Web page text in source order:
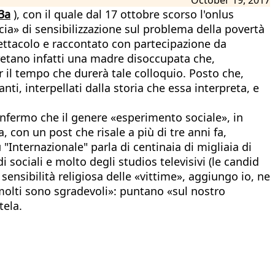
), con il quale dal 17 ottobre scorso l'onlus
di sensibilizzazione sul problema della povertà
e raccontato con partecipazione da
infatti una madre disoccupata che,
tempo che durerà tale colloquio. Posto che,
interpellati dalla storia che essa interpreta, e
che il genere «esperimento sociale», in
con un post che risale a più di tre anni fa,
parla di centinaia di migliaia di
sociali e molto degli studios televisivi (le candid
religiosa delle «vittime», aggiungo io, ne
sono sgradevoli»: puntano «sul nostro